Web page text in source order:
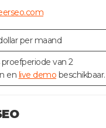
per maand
proefperiode van 2
en live demo beschikbaar.